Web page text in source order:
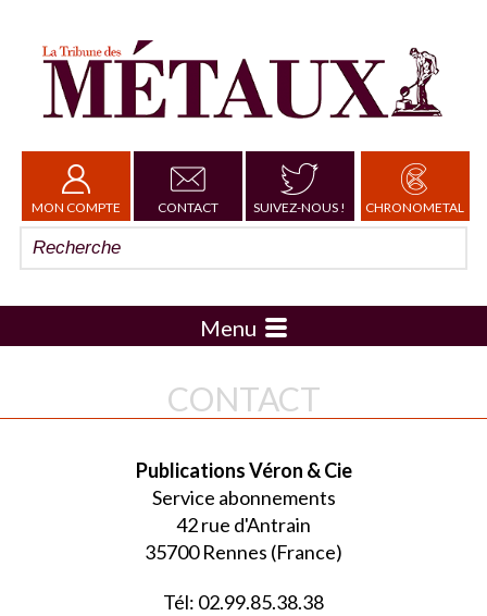
MON COMPTE CONTACT SUIVEZ-NOUS ! CHRONOMETAL
Menu
CONTACT
Publications Véron & Cie
Service abonnements
42 rue d'Antrain
35700 Rennes (France)
Tél: 02.99.85.38.38